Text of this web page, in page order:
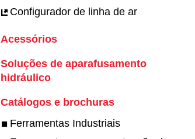
Configurador de linha de ar
Acessórios
Soluções de aparafusamento
hidráulico
Catálogos e brochuras
Ferramentas Industriais